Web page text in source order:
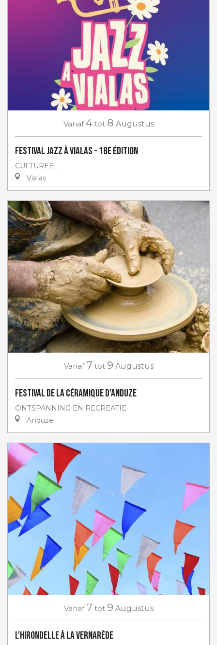
Vanaf 4 tot 8 Augustus
Festival Jazz à Vialas - 18e Édition
CULTUREEL
Vialas
Vanaf 7 tot 9 Augustus
Festival de la céramique d'Anduze
ONTSPANNING EN RECREATIE
Anduze
Vanaf 7 tot 9 Augustus
L'Hirondelle à La Vernarède